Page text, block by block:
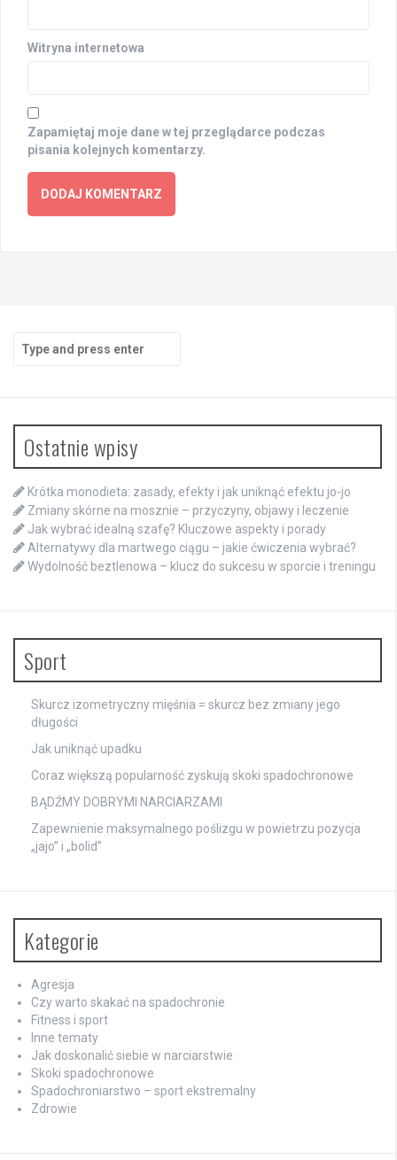
Witryna internetowa
Zapamiętaj moje dane w tej przeglądarce podczas
pisania kolejnych komentarzy.
Search
for:
Ostatnie wpisy
Krótka monodieta: zasady, efekty i jak uniknąć efektu jo-jo
Zmiany skórne na mosznie – przyczyny, objawy i leczenie
Jak wybrać idealną szafę? Kluczowe aspekty i porady
Alternatywy dla martwego ciągu – jakie ćwiczenia wybrać?
Wydolność beztlenowa – klucz do sukcesu w sporcie i treningu
Sport
Skurcz izometryczny mięśnia = skurcz bez zmiany jego
długości
Jak uniknąć upadku
Coraz większą popularność zyskują skoki spadochronowe
BĄDŹMY DOBRYMI NARCIARZAMI
Zapewnienie maksymalnego poślizgu w powietrzu pozycja
„jajo” i „bolid”
Kategorie
Agresja
Czy warto skakać na spadochronie
Fitness i sport
Inne tematy
Jak doskonalić siebie w narciarstwie
Skoki spadochronowe
Spadochroniarstwo – sport ekstremalny
Zdrowie